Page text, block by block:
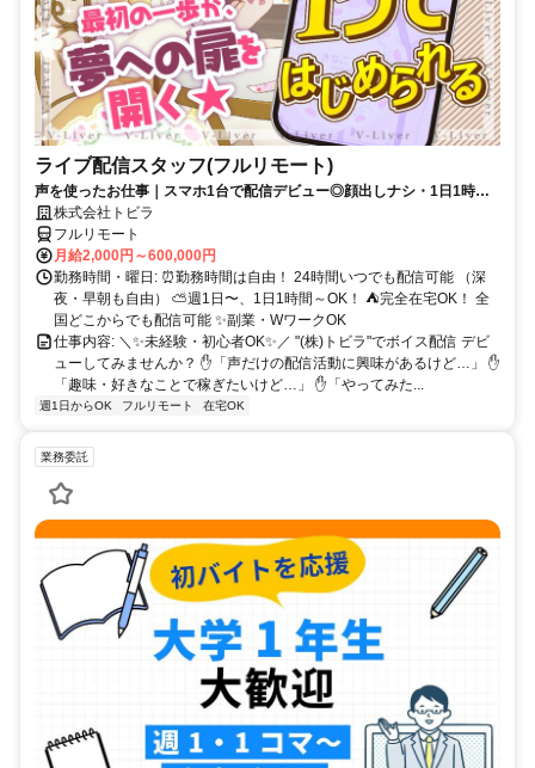
ライブ配信スタッフ(フルリモート)
声を使ったお仕事｜スマホ1台で配信デビュー◎顔出しナシ・1日1時間
～OK♪
株式会社トビラ
フルリモート
月給2,000円～600,000円
勤務時間・曜日: ⏰勤務時間は自由！ 24時間いつでも配信可能 （深
夜・早朝も自由） ⛅週1日〜、1日1時間～OK！ ⛺完全在宅OK！ 全
国どこからでも配信可能 ✨副業・WワークOK
仕事内容: ＼✨未経験・初心者OK✨／ "(株)トビラ"でボイス配信 デビ
ューしてみませんか？ ✋「声だけの配信活動に興味があるけど…」 ✋
「趣味・好きなことで稼ぎたいけど…」 ✋「やってみた...
週1日からOK フルリモート 在宅OK
業務委託